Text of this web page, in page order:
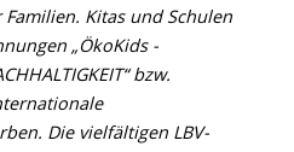
Kitas und Schulen
„ÖkoKids -
bzw.
Die vielfältigen LBV-